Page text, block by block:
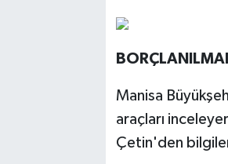
Manisa
araçları
Çetin'den